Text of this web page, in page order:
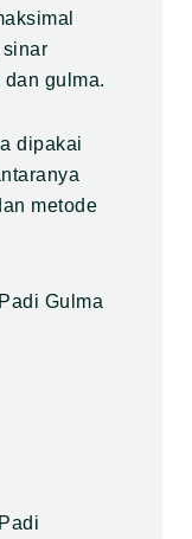
gulma.
dipakai
metode